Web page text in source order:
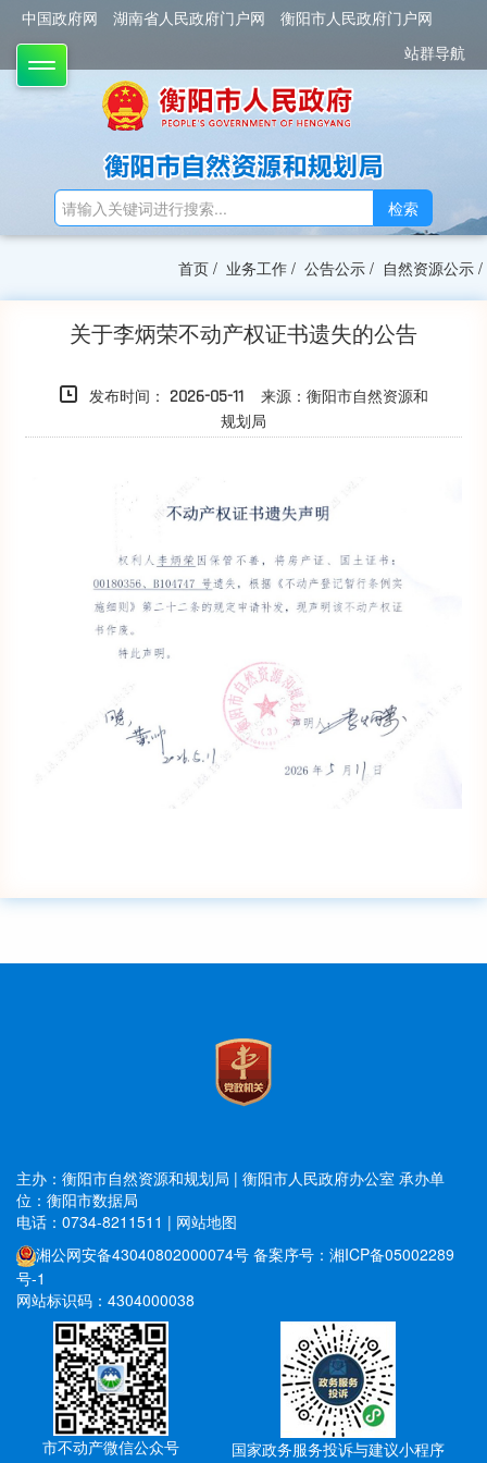
中国政府网 湖南省人民政府门户网
衡阳市人民政府门户网
站群导航
TOGGLE
检索
首页 / 业务工作 / 公告公示 / 自然资源公示 /
关于李炳荣不动产权证书遗失的公告
发布时间： 2026-05-11 来源：衡阳市自然资源和
规划局
主办：衡阳市自然资源和规划局 | 衡阳市人民政府办公室 承办单
位：衡阳市数据局
电话：0734-8211511 | 网站地图
湘公网安备43040802000074号 备案序号：湘ICP备05002289
号-1
网站标识码：4304000038
市不动产微信公众号 国家政务服务投诉与建议小程序